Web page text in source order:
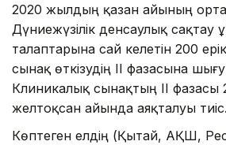
2020 жылдың қазан айының
Дүниежүзілік денсаулық
талаптарына сай келетін 200
сынақ өткізудің ІІ фазасына
Клиникалық сынақтың ІІ
желтоқсан айында аяқталуы тиіс.
Көптеген елдің (Қытай, АҚШ,